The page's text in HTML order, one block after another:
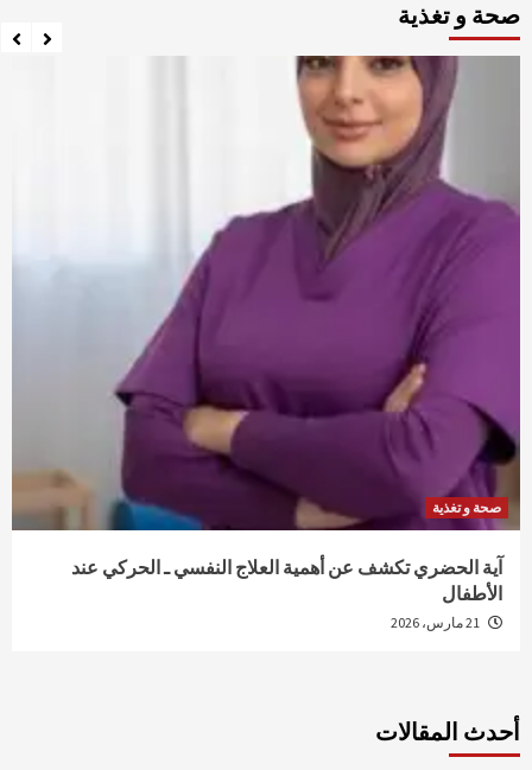
صحة و تغذية
صحة و تغذية
آية الحضري تكشف عن أهمية العلاج النفسي ـ الحركي عند
الأطفال
أحدث المقالات